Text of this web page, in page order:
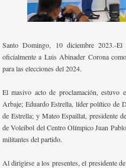
Santo Domingo, 10 diciembre 2023.-
oficialmente a Luis Abinader Corona
para las elecciones del 2024.
El masivo acto de proclamación, estuvo
Arbaje; Eduardo Estrella, líder político de
de Estrella; y Mateo Espaillat, presidente
de Voleibol del Centro Olímpico Juan
militantes del partido.
Al dirigirse a los presentes, el presidente